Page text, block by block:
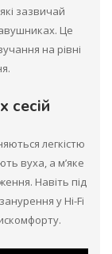
зазвичай
Це
на рівні
сесій
легкістю
вуха, а м’яке
Навіть під
у Hi-Fi